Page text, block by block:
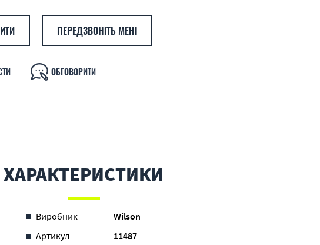
ПЕРЕДЗВОНІТЬ МЕНІ
ОБГОВОРИТИ
ХАРАКТЕРИСТИКИ
Виробник
Wilson
Артикул
11487